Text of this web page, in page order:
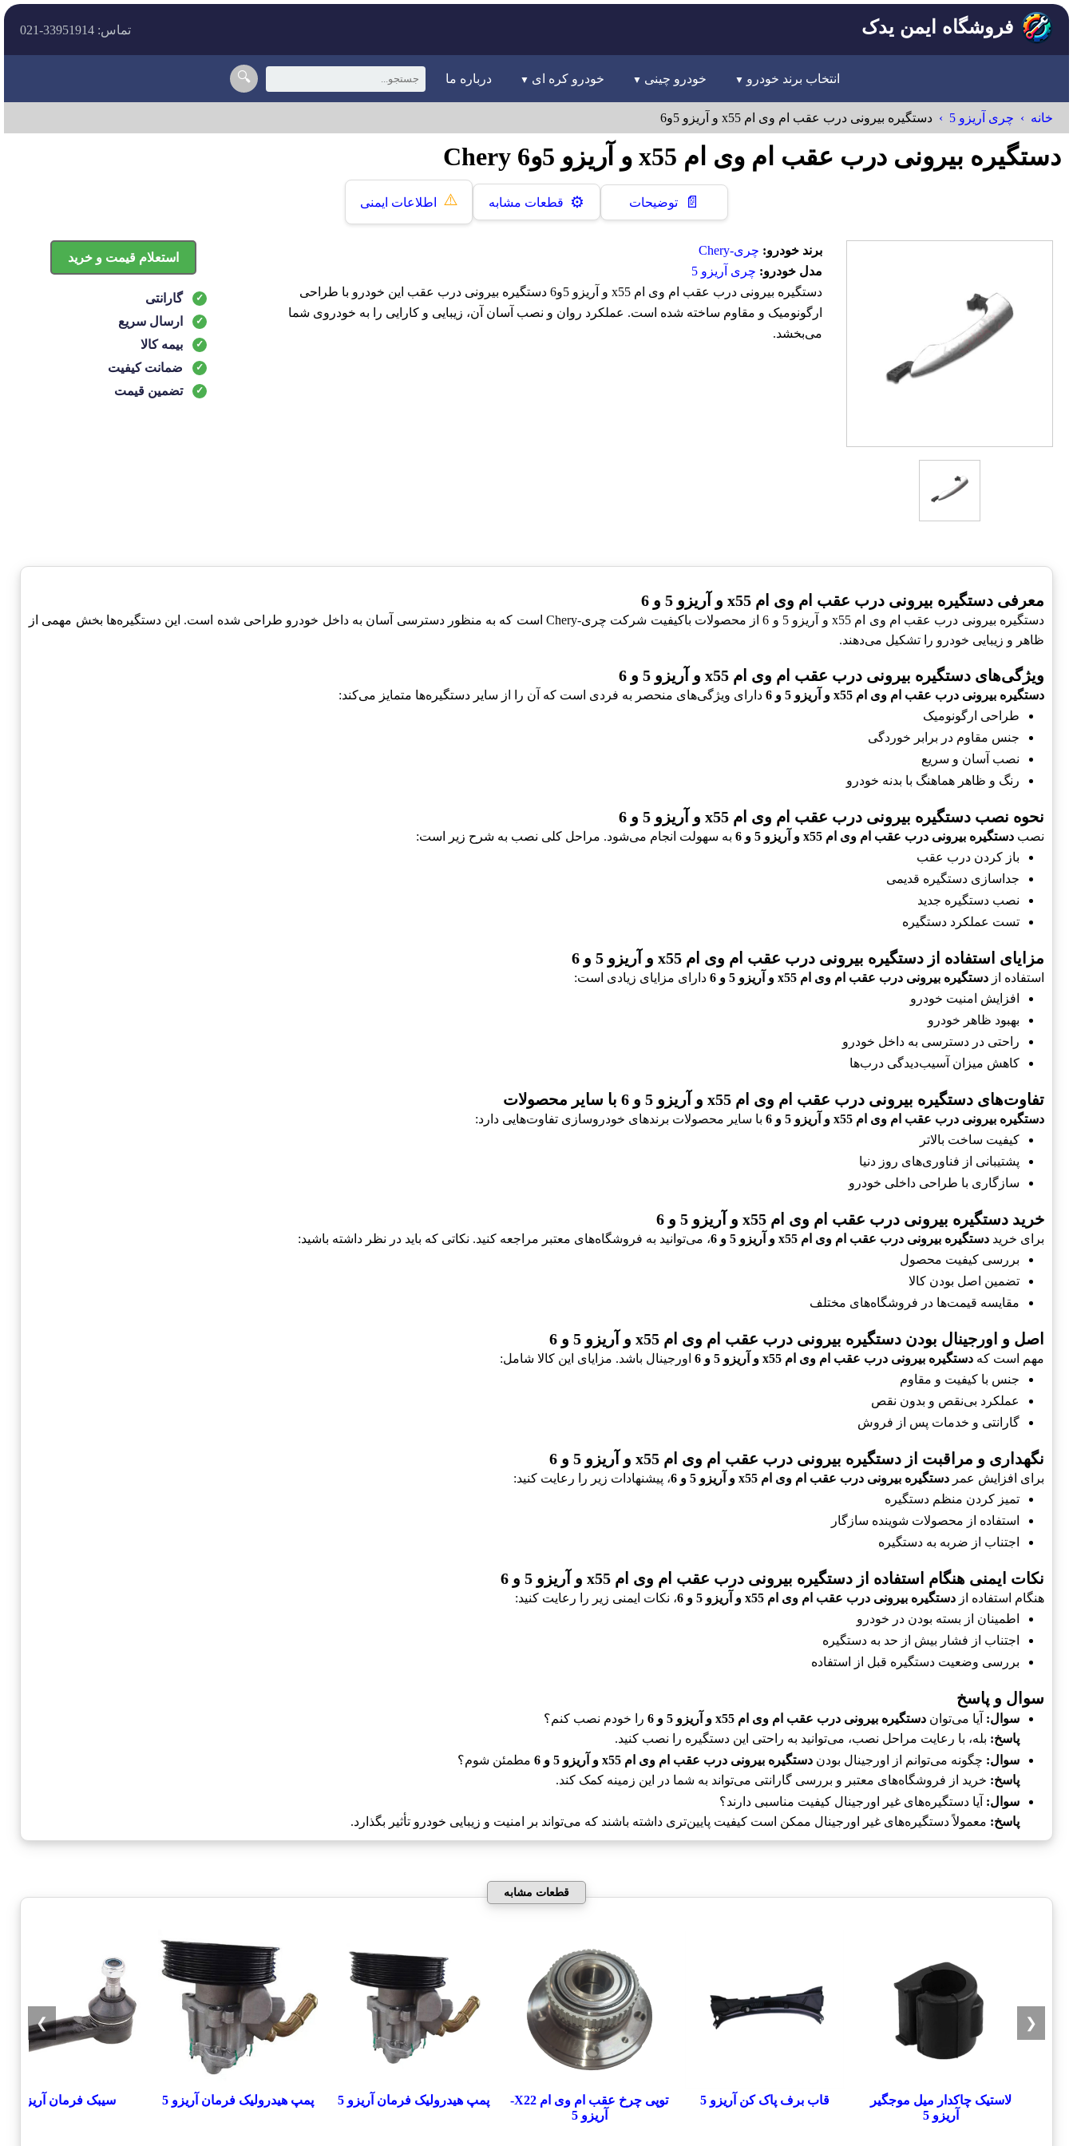
فروشگاه ایمن یدک تماس: 33951914-021
🔍 انتخاب برند خودرو خودرو چینی خودرو کره ای درباره ما
خانه چری آریزو 5 دستگیره بیرونی درب عقب ام وی ام x55 و آریزو 5و6
دستگیره بیرونی درب عقب ام وی ام x55 و آریزو 5و6 Chery
📄 توضیحات ⚙️ قطعات مشابه ⚠️ اطلاعات ایمنی
برند خودرو: چری-Chery
مدل خودرو: چری آریزو 5
دستگیره بیرونی درب عقب ام وی ام x55 و آریزو 5و6 دستگیره بیرونی درب عقب این خودرو با طراحی
ارگونومیک و مقاوم ساخته شده است. عملکرد روان و نصب آسان آن، زیبایی و کارایی را به خودروی شما
می‌بخشد.
استعلام قیمت و خرید
گارانتی
ارسال سریع
بیمه کالا
ضمانت کیفیت
تضمین قیمت
معرفی دستگیره بیرونی درب عقب ام وی ام x55 و آریزو 5 و 6
دستگیره بیرونی درب عقب ام وی ام x55 و آریزو 5 و 6 از محصولات باکیفیت شرکت چری-Chery است که به منظور دسترسی آسان به داخل خودرو طراحی شده است. این دستگیره‌ها بخش مهمی از
ظاهر و زیبایی خودرو را تشکیل می‌دهند.
ویژگی‌های دستگیره بیرونی درب عقب ام وی ام x55 و آریزو 5 و 6
دستگیره بیرونی درب عقب ام وی ام x55 و آریزو 5 و 6
دارای ویژگی‌های منحصر به فردی است که آن را از سایر دستگیره‌ها متمایز می‌کند:
طراحی ارگونومیک
جنس مقاوم در برابر خوردگی
نصب آسان و سریع
رنگ و ظاهر هماهنگ با بدنه خودرو
نحوه نصب دستگیره بیرونی درب عقب ام وی ام x55 و آریزو 5 و 6
نصب دستگیره بیرونی درب عقب ام وی ام x55 و آریزو 5 و 6
به سهولت انجام می‌شود. مراحل کلی نصب به شرح زیر است:
باز کردن درب عقب
جداسازی دستگیره قدیمی
نصب دستگیره جدید
تست عملکرد دستگیره
مزایای استفاده از دستگیره بیرونی درب عقب ام وی ام x55 و آریزو 5 و 6
استفاده از دستگیره بیرونی درب عقب ام وی ام x55 و آریزو 5 و 6
دارای مزایای زیادی است:
افزایش امنیت خودرو
بهبود ظاهر خودرو
راحتی در دسترسی به داخل خودرو
کاهش میزان آسیب‌دیدگی درب‌ها
تفاوت‌های دستگیره بیرونی درب عقب ام وی ام x55 و آریزو 5 و 6 با سایر محصولات
دستگیره بیرونی درب عقب ام وی ام x55 و آریزو 5 و 6
با سایر محصولات برندهای خودروسازی تفاوت‌هایی دارد:
کیفیت ساخت بالاتر
پشتیبانی از فناوری‌های روز دنیا
سازگاری با طراحی داخلی خودرو
خرید دستگیره بیرونی درب عقب ام وی ام x55 و آریزو 5 و 6
برای خرید دستگیره بیرونی درب عقب ام وی ام x55 و آریزو 5 و 6
، می‌توانید به فروشگاه‌های معتبر مراجعه کنید. نکاتی که باید در نظر داشته باشید:
بررسی کیفیت محصول
تضمین اصل بودن کالا
مقایسه قیمت‌ها در فروشگاه‌های مختلف
اصل و اورجینال بودن دستگیره بیرونی درب عقب ام وی ام x55 و آریزو 5 و 6
مهم است که دستگیره بیرونی درب عقب ام وی ام x55 و آریزو 5 و 6
اورجینال باشد. مزایای این کالا شامل:
جنس با کیفیت و مقاوم
عملکرد بی‌نقص و بدون نقص
گارانتی و خدمات پس از فروش
نگهداری و مراقبت از دستگیره بیرونی درب عقب ام وی ام x55 و آریزو 5 و 6
برای افزایش عمر دستگیره بیرونی درب عقب ام وی ام x55 و آریزو 5 و 6
، پیشنهادات زیر را رعایت کنید:
تميز کردن منظم دستگیره
استفاده از محصولات شوینده سازگار
اجتناب از ضربه به دستگیره
نکات ایمنی هنگام استفاده از دستگیره بیرونی درب عقب ام وی ام x55 و آریزو 5 و 6
هنگام استفاده از دستگیره بیرونی درب عقب ام وی ام x55 و آریزو 5 و 6
، نکات ایمنی زیر را رعایت کنید:
اطمینان از بسته بودن در خودرو
اجتناب از فشار بیش از حد به دستگیره
بررسی وضعیت دستگیره قبل از استفاده
سوال و پاسخ
سوال: آیا می‌توان دستگیره بیرونی درب عقب ام وی ام x55 و آریزو 5 و 6
را خودم نصب کنم؟
پاسخ: بله، با رعایت مراحل نصب، می‌توانید به راحتی این دستگیره را نصب کنید.
سوال: چگونه می‌توانم از اورجینال بودن دستگیره بیرونی درب عقب ام وی ام x55 و آریزو 5 و 6
مطمئن شوم؟
پاسخ: خرید از فروشگاه‌های معتبر و بررسی گارانتی می‌تواند به شما در این زمینه کمک کند.
سوال: آیا دستگیره‌های غیر اورجینال کیفیت مناسبی دارند؟
پاسخ: معمولاً دستگیره‌های غیر اورجینال ممکن است کیفیت پایین‌تری داشته باشند که می‌تواند بر امنیت و زیبایی خودرو تأثیر بگذارد.
قطعات مشابه
لاستیک چاکدار میل موجگیر
آریزو 5
قاب برف پاک کن آریزو 5
توپی چرخ عقب ام وی ام X22-
آریزو 5
پمپ هیدرولیک فرمان آریزو 5 پمپ هیدرولیک فرمان آریزو 5 سيبک فرمان آریزو 5
❮
❯